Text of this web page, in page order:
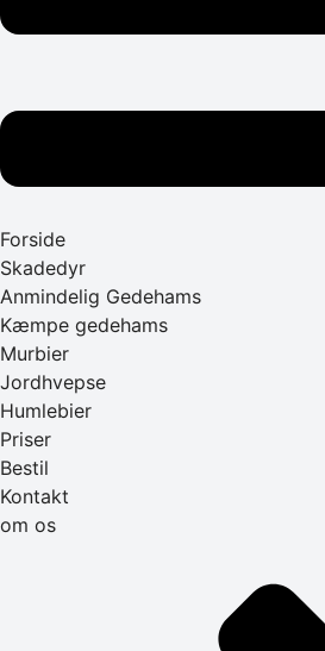
Forside
Skadedyr
Anmindelig Gedehams
Kæmpe gedehams
Murbier
Jordhvepse
Humlebier
Priser
Bestil
Kontakt
om os